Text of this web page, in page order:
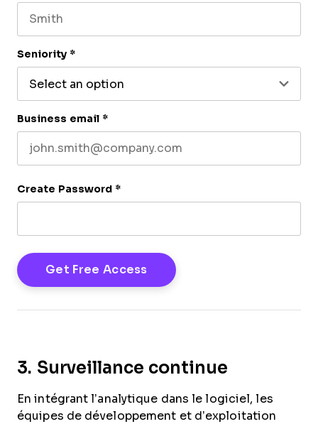
Seniority *
Business email *
Create Password *
3. Surveillance continue
En intégrant l’analytique dans le logiciel, les
équipes de développement et d’exploitation